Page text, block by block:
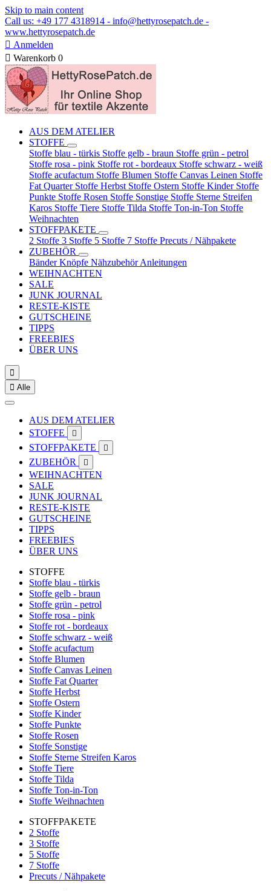
Skip to main content
Call us: +49 177 4318914 - info@hettyrosepatch.de -
www.hettyrosepatch.de
 Anmelden
 Warenkorb 0
AUS DEM ATELIER
STOFFE
Stoffe blau - türkis Stoffe gelb - braun Stoffe grün - petrol
Stoffe rosa - pink Stoffe rot - bordeaux Stoffe schwarz - weiß
Stoffe acufactum Stoffe Blumen Stoffe Canvas Leinen Stoffe
Fat Quarter Stoffe Herbst Stoffe Ostern Stoffe Kinder Stoffe
Punkte Stoffe Rosen Stoffe Sonstige Stoffe Sterne Streifen
Karos Stoffe Tiere Stoffe Tilda Stoffe Ton-in-Ton Stoffe
Weihnachten
STOFFPAKETE
2 Stoffe 3 Stoffe 5 Stoffe 7 Stoffe Precuts / Nähpakete
ZUBEHÖR
BänderKnöpfe NähzubehörAnleitungen
WEIHNACHTEN
SALE
JUNK JOURNAL
RESTE-KISTE
GUTSCHEINE
TIPPS
FREEBIES
ÜBER UNS

 Alle
AUS DEM ATELIER
STOFFE

STOFFPAKETE 
ZUBEHÖR 
WEIHNACHTEN
SALE
JUNK JOURNAL
RESTE-KISTE
GUTSCHEINE
TIPPS
FREEBIES
ÜBER UNS
STOFFE
Stoffe blau - türkis
Stoffe gelb - braun
Stoffe grün - petrol
Stoffe rosa - pink
Stoffe rot - bordeaux
Stoffe schwarz - weiß
Stoffe acufactum
Stoffe Blumen
Stoffe Canvas Leinen
Stoffe Fat Quarter
Stoffe Herbst
Stoffe Ostern
Stoffe Kinder
Stoffe Punkte
Stoffe Rosen
Stoffe Sonstige
Stoffe Sterne Streifen Karos
Stoffe Tiere
Stoffe Tilda
Stoffe Ton-in-Ton
Stoffe Weihnachten
STOFFPAKETE
2 Stoffe
3 Stoffe
5 Stoffe
7 Stoffe
Precuts / Nähpakete